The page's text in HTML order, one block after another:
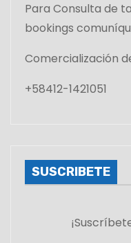
Para Consulta de
bookings
Comercialización
+58412-1421051
SUSCRIBETE